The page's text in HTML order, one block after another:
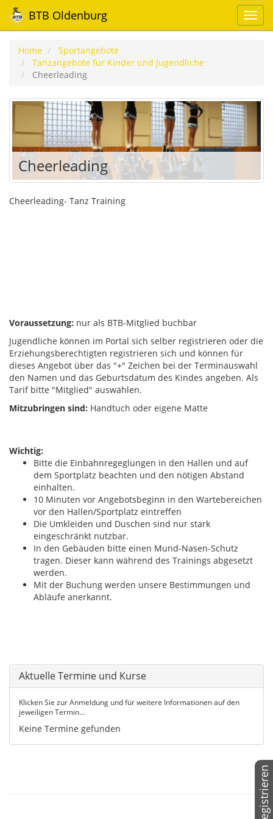
BTB Oldenburg
Home
Sportangebote
Tanzangebote für Kinder und Jugendliche
Cheerleading
Cheerleading
Cheerleading- Tanz Training
Voraussetzung: nur als BTB-Mitglied buchbar
Jugendliche können im Portal sich selber registrieren oder die
Erziehungsberechtigten registrieren sich und können für
dieses Angebot über das "+" Zeichen bei der Terminauswahl
den Namen und das Geburtsdatum des Kindes angeben. Als
Tarif bitte "Mitglied" auswählen.
Mitzubringen sind: Handtuch oder eigene Matte
Wichtig:
Bitte die Einbahnregeglungen in den Hallen und auf
dem Sportplatz beachten und den nötigen Abstand
einhalten.
10 Minuten vor Angebotsbeginn in den Wartebereichen
vor den Hallen/Sportplatz eintreffen
Die Umkleiden und Duschen sind nur stark
eingeschränkt nutzbar.
In den Gebäuden bitte einen Mund-Nasen-Schutz
tragen. Dieser kann während des Trainings abgesetzt
werden.
Mit der Buchung werden unsere Bestimmungen und
Abläufe anerkannt.
Aktuelle Termine und Kurse
Klicken Sie zur Anmeldung und für weitere Informationen auf den
jeweiligen Termin...
Keine Termine gefunden
Registrieren